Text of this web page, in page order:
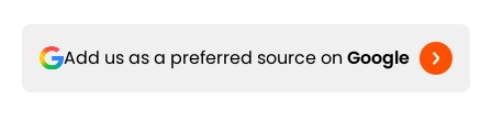
Add us as a preferred source on Google